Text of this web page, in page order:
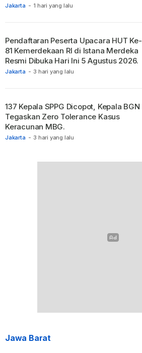
Jakarta - 1 hari yang lalu
Jakarta - 3 hari yang lalu
Pendaftaran Peserta Upacara HUT Ke-
81 Kemerdekaan RI di Istana Merdeka
Resmi Dibuka Hari Ini 5 Agustus 2026.
Jakarta - 3 hari yang lalu
137 Kepala SPPG Dicopot, Kepala BGN
Tegaskan Zero Tolerance Kasus
Keracunan MBG.
Jawa Barat